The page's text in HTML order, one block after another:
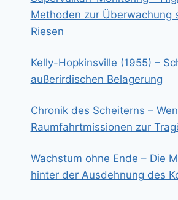
Methoden zur Überwachung
Riesen
Kelly-Hopkinsville (1955) –
außerirdischen Belagerung
Chronik des Scheiterns –
Raumfahrtmissionen zur
Wachstum ohne Ende – Die
hinter der Ausdehnung des